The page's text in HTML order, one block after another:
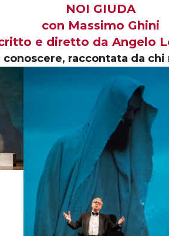
NOI GIUDA
con Massimo Ghini
e diretto da Angelo
raccontata da chi